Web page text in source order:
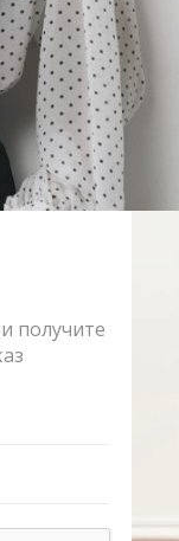
получите